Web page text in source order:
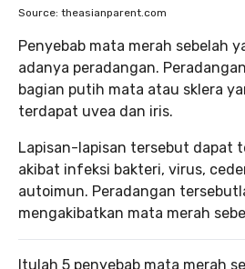
Source: theasianparent.com
Penyebab mata merah sebelah
adanya peradangan.
bagian putih mata atau sklera
terdapat uvea dan iris.
Lapisan-lapisan tersebut dapat
akibat infeksi bakteri, virus,
autoimun. Peradangan
mengakibatkan mata merah
Itulah 5 penyebab mata merah